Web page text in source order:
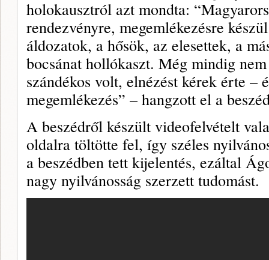
holokausztról azt mondta:
rendezvényre, megemlékezésre
áldozatok, a hősök, az elesettek, a
bocsánat hollókaszt. Még mindig
szándékos volt, elnézést kérek érte –
megemlékezés” – hangzott el a
A beszédről készült videofelvételt
oldalra töltötte fel, így széles
a beszédben tett kijelentés, ezáltal
nagy nyilvánosság szerzett tudomást.